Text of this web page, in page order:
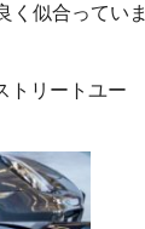
く似合っていま
トリートユー